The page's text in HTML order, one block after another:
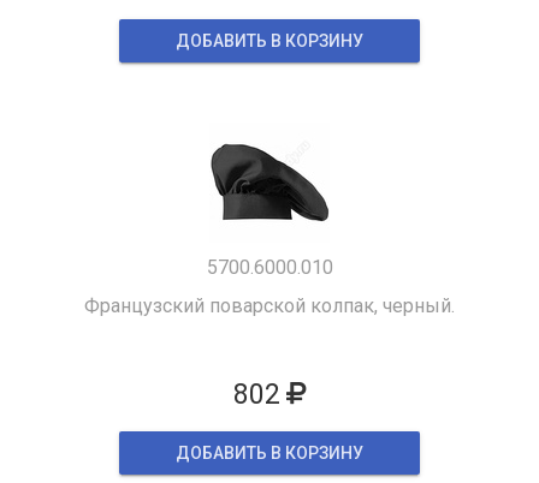
ДОБАВИТЬ В КОРЗИНУ
5700.6000.010
Французский поварской колпак, черный.
802
ДОБАВИТЬ В КОРЗИНУ